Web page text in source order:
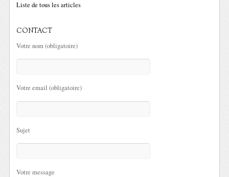
Liste de tous les articles
CONTACT
Votre nom (obligatoire)
Votre email (obligatoire)
Sujet
Votre message